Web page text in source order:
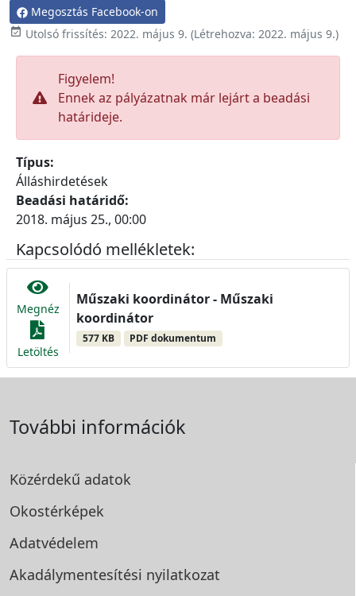
Megosztás Facebook-on
 Utolsó frissítés: 2022. május 9. (Létrehozva: 2022. május 9.)
Figyelem!
Ennek az pályázatnak már lejárt a beadási
határideje.
Típus:
Álláshirdetések
Beadási határidő:
2018. május 25., 00:00
Kapcsolódó mellékletek:
Megnéz
Letöltés
Műszaki koordinátor - Műszaki
koordinátor
577 KB PDF dokumentum
További információk
Közérdekű adatok
Okostérképek
Adatvédelem
Akadálymentesítési nyilatkozat